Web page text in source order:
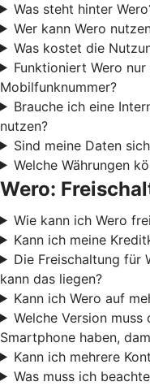
Was steht hinter
Wer kann Wero
Was kostet die
Funktioniert Wero
Mobilfunknummer?
Brauche ich eine
nutzen?
Sind meine Daten
Welche Währungen
Wero:
Wie kann ich Wero
Kann ich meine
Die Freischaltung für
kann das liegen?
Kann ich Wero auf
Welche Version
Smartphone haben,
Kann ich mehrere
Was muss ich